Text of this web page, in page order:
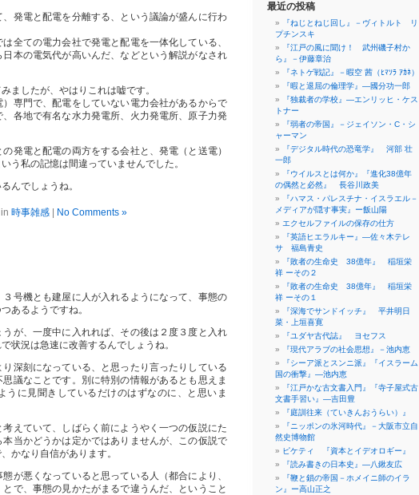
発電と配電を分離する、という議論が盛んに行わ
全ての電力会社で発電と配電を一体化している、
本の電気代が高いんだ、などという解説がなされ
ましたが、やはりこれは嘘です。
専門で、配電をしていない電力会社があるからで
各地で有名な水力発電所、火力発電所、原子力発
発電と配電の両方をする会社と、発電（と送電）
う私の記憶は間違っていませんでした。
んでしょうね。
時事雑感| No Comments »
号機とも建屋に人が入れるようになって、事態の
あるようですね。
が、一度中に入れれば、その後は２度３度と入れ
状況は急速に改善するんでしょうね。
深刻になっている、と思ったり言ったりしている
議なことです。別に特別の情報があるとも思えま
うに見聞きしているだけのはずなのに、と思いま
えていて、しばらく前にようやく一つの仮説にた
当かどうかは定かではありませんが、この仮説で
かなり自信があります。
が悪くなっていると思っている人（都合により、
で、事態の見かたがまるで違うんだ、ということ
最近の投稿
『ねじとねじ回し』－ヴィトルト リ
プチンスキ
『江戸の風に聞け！ 武州磯子村か
ら』－伊藤章治
『ネトゲ戦記』－暇空 茜（ﾋﾏｿﾗ ｱｶﾈ）
『暇と退屈の倫理学』―國分功一郎
『独裁者の学校』―エンリッヒ・ケス
トナー
『弱者の帝国』－ジェイソン・C・シ
ャーマン
『デジタル時代の恐竜学』 河部 壮
一郎
『ウイルスとは何か』『進化38億年
の偶然と必然』 長谷川政美
『ハマス・パレスチナ・イスラエル－
メディアが隠す事実』ー飯山陽
エクセルファイルの保存の仕方
『英語ヒエラルキー』―佐々木テレ
サ 福島青史
『敗者の生命史 38億年』 稲垣栄
祥 ーその２
『敗者の生命史 38億年』 稲垣栄
祥 ーその１
『深海でサンドイッチ』 平井明日
菜・上垣喜寛
『ユダヤ古代誌』 ヨセフス
『現代アラブの社会思想』－池内恵
『シーア派とスンニ派』『イスラーム
国の衝撃』―池内恵
『江戸かな古文書入門』『寺子屋式古
文書手習い』―吉田豊
『庭訓往来（ていきんおうらい）』
『ニッポンの氷河時代』－大阪市立自
然史博物館
ピケティ 『資本とイデオロギー』
『読み書きの日本史』―八鍬友広
『鞭と鎖の帝国－ホメイニ師のイラ
ン』ー高山正之